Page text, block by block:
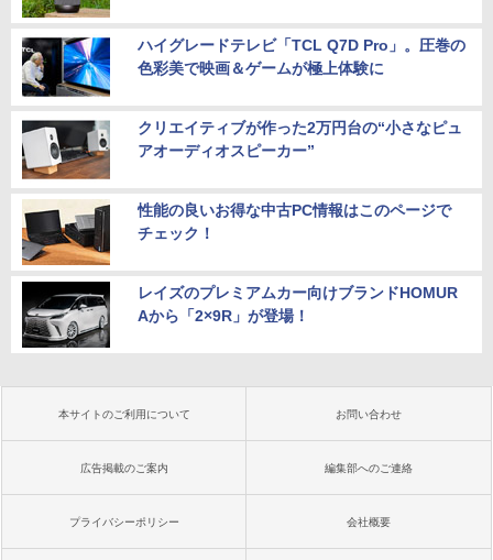
ハイグレードテレビ「TCL Q7D Pro」。圧巻の
色彩美で映画＆ゲームが極上体験に
クリエイティブが作った2万円台の“小さなピュ
アオーディオスピーカー”
性能の良いお得な中古PC情報はこのページで
チェック！
レイズのプレミアムカー向けブランドHOMUR
Aから「2×9R」が登場！
本サイトのご利用について お問い合わせ
広告掲載のご案内 編集部へのご連絡
プライバシーポリシー 会社概要